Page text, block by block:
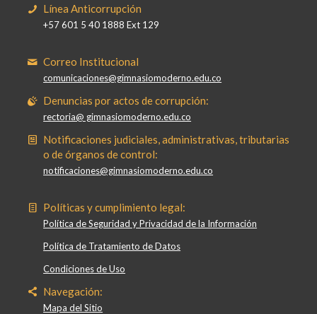
Línea Anticorrupción
+57 601 5 40 1888 Ext 129
Correo Institucional
comunicaciones@gimnasiomoderno.edu.co
Denuncias por actos de corrupción:
rectoria@ gimnasiomoderno.edu.co
Notificaciones judiciales, administrativas, tributarias
o de órganos de control:
notificaciones@gimnasiomoderno.edu.co
Políticas y cumplimiento legal:
Política de Seguridad y Privacidad de la Información
Política de Tratamiento de Datos
Condiciones de Uso
Navegación:
Mapa del Sitio